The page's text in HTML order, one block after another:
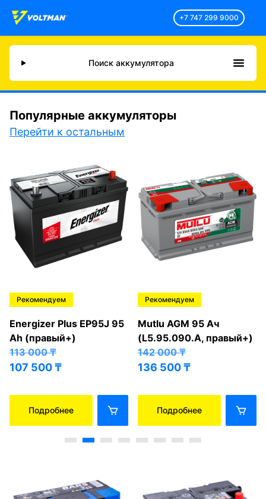
+7 747 299 9000
Поиск аккумулятора
Популярные аккумуляторы
Перейти к остальным
Рекомендуем
Energizer Plus EP95J 95
Ah (правый+)
113 000₸
107 500₸
Подробнее
Рекомендуем
Mutlu AGM 95 Ач
(L5.95.090.A, правый+)
142 000₸
136 500₸
Подробнее